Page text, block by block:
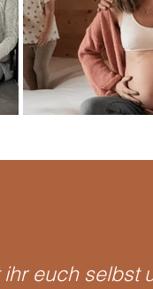
euch selbst